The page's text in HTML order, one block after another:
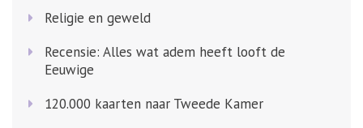
Religie en geweld
Recensie: Alles wat adem heeft looft de
Eeuwige
120.000 kaarten naar Tweede Kamer